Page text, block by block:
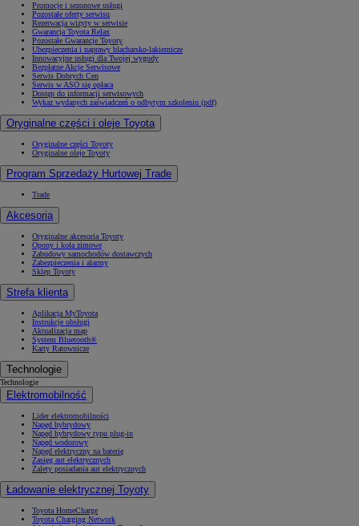
Promocje i sezonowe usługi
Pozostałe oferty serwisu
Rezerwacja wizyty w serwisie
Gwarancja Toyota Relax
Pozostałe Gwarancje Toyoty
Ubezpieczenia i naprawy blacharsko-lakiernicze
Innowacyjne usługi dla Twojej wygody
Bezpłatne Akcje Serwisowe
Serwis Dobrych Cen
Serwis w ASO się opłaca
Dostęp do informacji serwisowych
Wykaz wydanych zaświadczeń o odbytym szkoleniu (pdf)
Oryginalne części i oleje Toyota
Oryginalne części Toyoty
Oryginalne oleje Toyoty
Program Sprzedaży Hurtowej Trade
Trade
Akcesoria
Oryginalne akcesoria Toyoty
Opony i koła zimowe
Zabudowy samochodów dostawczych
Zabezpieczenia i alarmy
Sklep Toyoty
Strefa klienta
Aplikacja MyToyota
Instrukcje obsługi
Aktualizacja map
System Bluetooth®
Karty Ratownicze
Technologie
Technologie
Elektromobilność
Lider elektromobilności
Napęd hybrydowy
Napęd hybrydowy typu plug-in
Napęd wodorowy
Napęd elektryczny na baterię
Zasięg aut elektrycznych
Zalety posiadania aut elektrycznych
Ładowanie elektrycznej Toyoty
Toyota HomeCharge
Toyota Charging Network